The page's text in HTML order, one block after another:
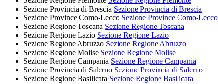
Sezione Provincia di Brescia Sezione Provincia di Brescia
Sezione Province Como-Lecco Sezione Province Como-Lecco
Sezione Regione Toscana Sezione Regione Toscana
Sezione Regione Lazio Sezione Regione Lazio
Sezione Regione Abruzzo Sezione Regione Abruzzo
Sezione Regione Molise Sezione Regione Molise
Sezione Regione Campania Sezione Regione Campania
Sezione Provincia di Salerno Sezione Provincia di Salerno
Sezione Regione Basilicata Sezione Regione Basilicata